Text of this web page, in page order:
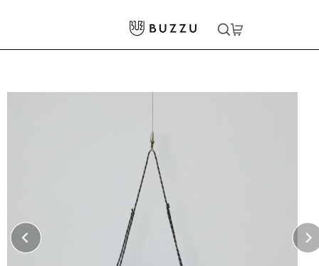
その他バッグ > リップミニサコッシュ